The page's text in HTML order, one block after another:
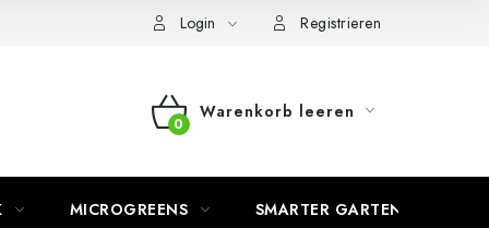
Login Registrieren
WARENKORB
Warenkorb leeren
MICROGREENS SMARTER GARTEN